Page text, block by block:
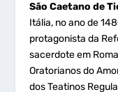
São Caetano de
Itália, no ano de
protagonista da
sacerdote em
Oratorianos do
dos Teatinos